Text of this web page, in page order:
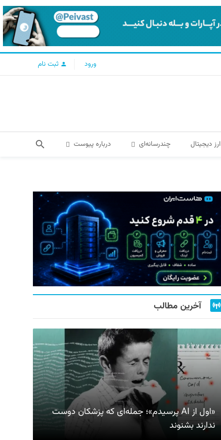
ورود ثبت نام
ارز دیجیتال چندرسانه‌ای درباره پیوست
آخرین مطالب
«اول از AI پرسیدم»؛ جمله‌ای که پزشکان دوست
ندارند بشنوند